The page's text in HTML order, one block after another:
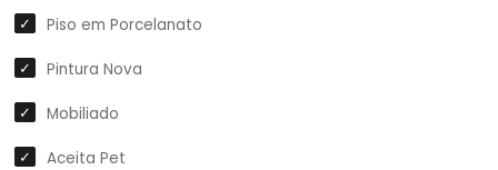
Piso em Porcelanato
Pintura Nova
Mobiliado
Aceita Pet